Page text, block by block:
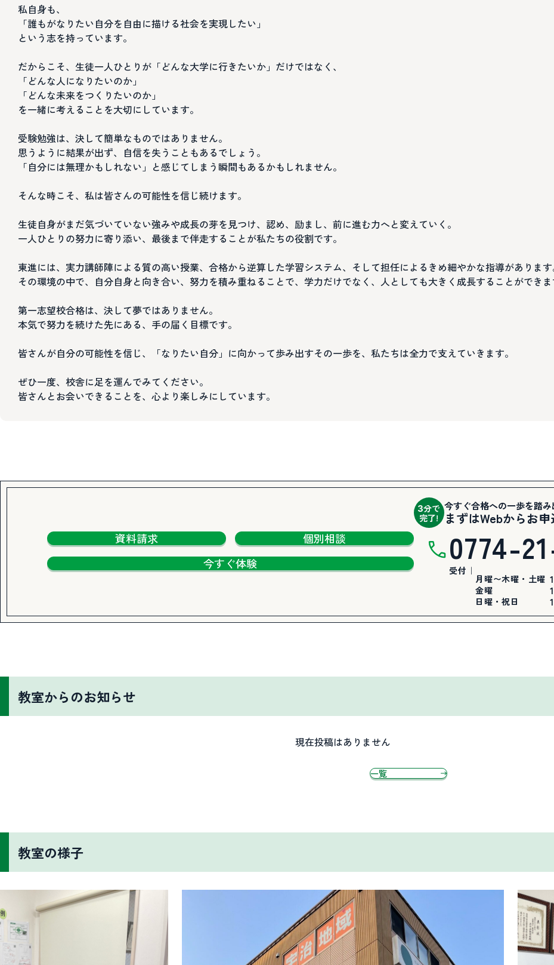
私自身も、
「誰もがなりたい自分を自由に描ける社会を実現したい」
という志を持っています。
だからこそ、生徒一人ひとりが「どんな大学に行きたいか」だけではなく、
「どんな人になりたいのか」
「どんな未来をつくりたいのか」
を一緒に考えることを大切にしています。
受験勉強は、決して簡単なものではありません。
思うように結果が出ず、自信を失うこともあるでしょう。
「自分には無理かもしれない」と感じてしまう瞬間もあるかもしれません。
そんな時こそ、私は皆さんの可能性を信じ続けます。
生徒自身がまだ気づいていない強みや成長の芽を見つけ、認め、励まし、前に進む力へと変えていく。
一人ひとりの努力に寄り添い、最後まで伴走することが私たちの役割です。
東進には、実力講師陣による質の高い授業、合格から逆算した学習システム、そして担任によるきめ細やかな指導があります
その環境の中で、自分自身と向き合い、努力を積み重ねることで、学力だけでなく、人としても大きく成長することができま
第一志望校合格は、決して夢ではありません。
本気で努力を続けた先にある、手の届く目標です。
皆さんが自分の可能性を信じ、「なりたい自分」に向かって歩み出すその一歩を、私たちは全力で支えていきます。
ぜひ一度、校舎に足を運んでみてください。
皆さんとお会いできることを、心より楽しみにしています。
資料請求
個別相談
今すぐ体験
3分で
完了!
今すぐ合格への一歩を踏
まずはWebからお申
0774-
受付｜
月曜〜木曜・土曜
金曜
日曜・祝日
教室からのお知らせ
現在投稿はありません
一覧
教室の様子